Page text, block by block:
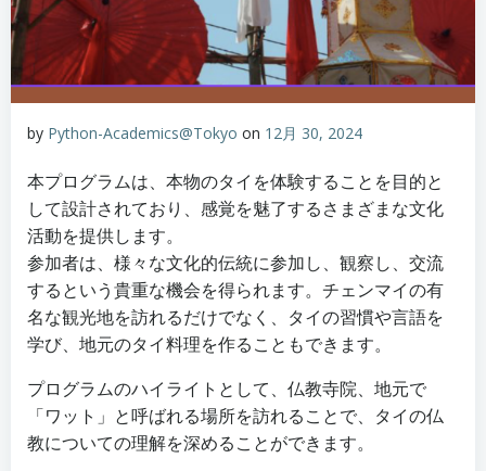
by Python-Academics@Tokyo on 12月 30, 2024
本プログラムは、本物のタイを体験することを目的と
して設計されており、感覚を魅了するさまざまな文化
活動を提供します。
参加者は、様々な文化的伝統に参加し、観察し、交流
するという貴重な機会を得られます。チェンマイの有
名な観光地を訪れるだけでなく、タイの習慣や言語を
学び、地元のタイ料理を作ることもできます。
プログラムのハイライトとして、仏教寺院、地元で
「ワット」と呼ばれる場所を訪れることで、タイの仏
教についての理解を深めることができます。